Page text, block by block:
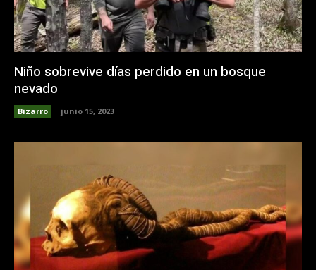
Niño sobrevive días perdido en un bosque
nevado
Bizarro junio 15, 2023